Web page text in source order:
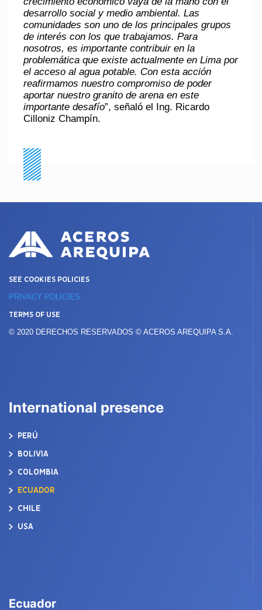
desarrollo social y medio ambiental. Las
comunidades son uno de los principales grupos
de interés con los que trabajamos. Para
nosotros, es importante contribuir en la
problemática que existe actualmente en Lima por
el acceso al agua potable. Con esta acción
reafirmamos nuestro compromiso de poder
aportar nuestro granito de arena en este
importante desafío”, señaló el Ing. Ricardo
Cilloniz Champín.
SEE COOKIES POLICIES
PRIVACY POLICIES
TERMS OF USE
© 2020 DERECHOS RESERVADOS © ACEROS AREQUIPA S.A.
International presence
PERÚ
BOLIVIA
COLOMBIA
ECUADOR
CHILE
USA
Ecuador